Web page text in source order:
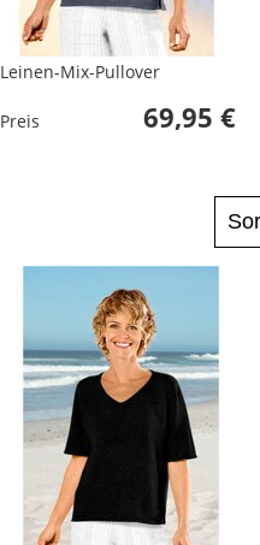
Leinen-Mix-Pullover
Preis 69,95 €